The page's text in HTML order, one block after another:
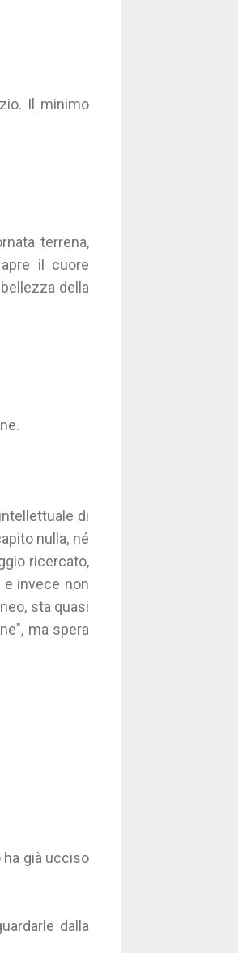
Il minimo
terrena,
il cuore
della
di
nulla, né
ricercato,
invece non
sta quasi
ma spera
ha già ucciso
dalla